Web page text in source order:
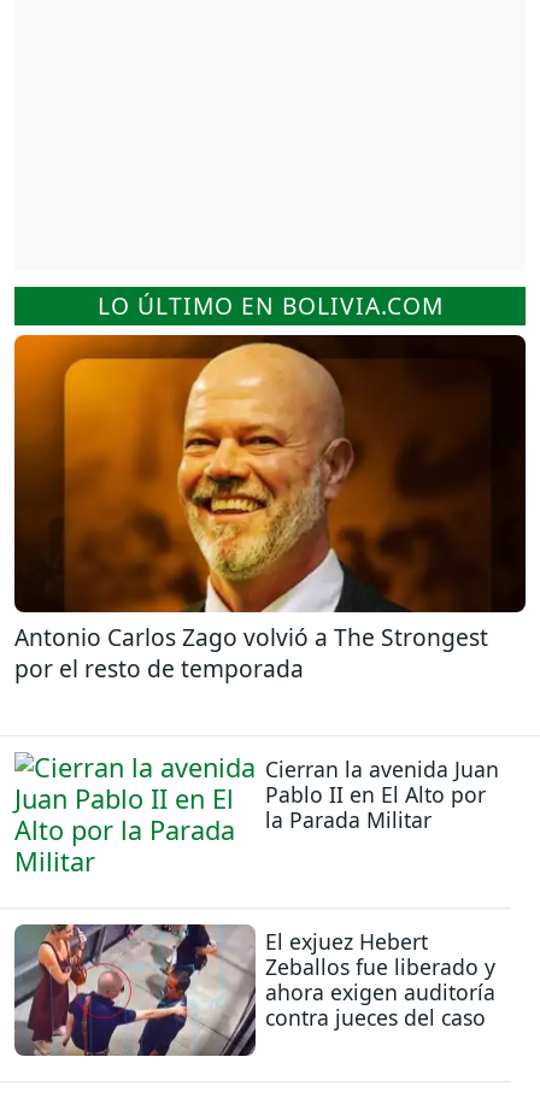
LO ÚLTIMO EN BOLIVIA.COM
Antonio Carlos Zago volvió a The Strongest
por el resto de temporada
Cierran la avenida Juan
Pablo II en El Alto por
la Parada Militar
El exjuez Hebert
Zeballos fue liberado y
ahora exigen auditoría
contra jueces del caso